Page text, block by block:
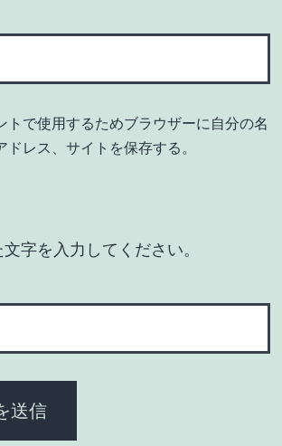
トで使用するためブラウザーに自分の名
ドレス、サイトを保存する。
字を入力してください。